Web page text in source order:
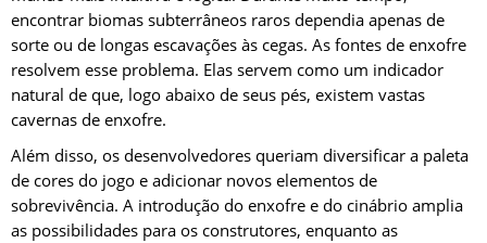
encontrar biomas subterrâneos raros dependia apenas de
sorte ou de longas escavações às cegas. As fontes de enxofre
resolvem esse problema. Elas servem como um indicador
natural de que, logo abaixo de seus pés, existem vastas
cavernas de enxofre.
Além disso, os desenvolvedores queriam diversificar a paleta
de cores do jogo e adicionar novos elementos de
sobrevivência. A introdução do enxofre e do cinábrio amplia
as possibilidades para os construtores, enquanto as